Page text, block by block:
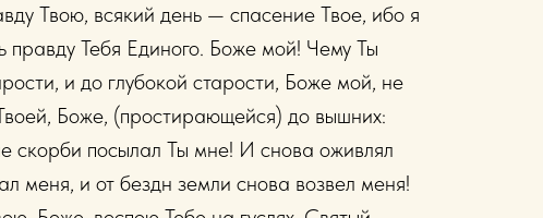
Твою, всякий день — спасение Твое, ибо я
правду Тебя Единого. Боже мой! Чему Ты
и до глубокой старости, Боже мой, не
Боже, (простирающейся) до вышних:
скорби посылал Ты мне! И снова оживлял
меня, и от бездн земли снова возвел меня!